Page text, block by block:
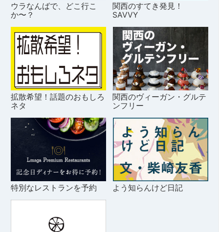
ウラなんばで、どこ行こ
か〜？
関西のすてき発見！
SAVVY
拡散希望！話題のおもしろ
ネタ
関西のヴィーガン・グルテ
ンフリー
特別なレストランを予約 よう知らんけど日記